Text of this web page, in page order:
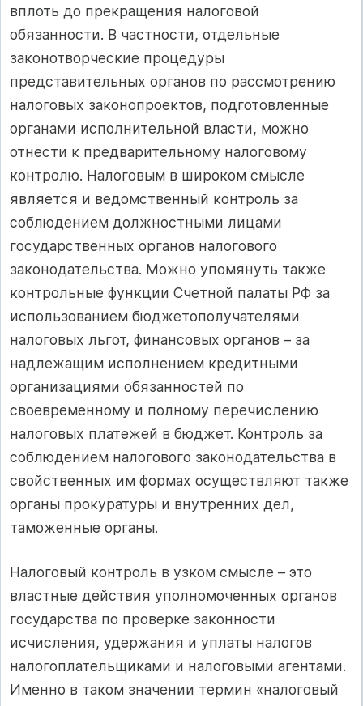
вплоть до прекращения налоговой
обязанности. В частности, отдельные
законотворческие процедуры
представительных органов по рассмотрению
налоговых законопроектов, подготовленные
органами исполнительной власти, можно
отнести к предварительному налоговому
контролю. Налоговым в широком смысле
является и ведомственный контроль за
соблюдением должностными лицами
государственных органов налогового
законодательства. Можно упомянуть также
контрольные функции Счетной палаты РФ за
использованием бюджетополучателями
налоговых льгот, финансовых органов – за
надлежащим исполнением кредитными
организациями обязанностей по
своевременному и полному перечислению
налоговых платежей в бюджет. Контроль за
соблюдением налогового законодательства в
свойственных им формах осуществляют также
органы прокуратуры и внутренних дел,
таможенные органы.
Налоговый контроль в узком смысле – это
властные действия уполномоченных органов
государства по проверке законности
исчисления, удержания и уплаты налогов
налогоплательщиками и налоговыми агентами.
Именно в таком значении термин «налоговый